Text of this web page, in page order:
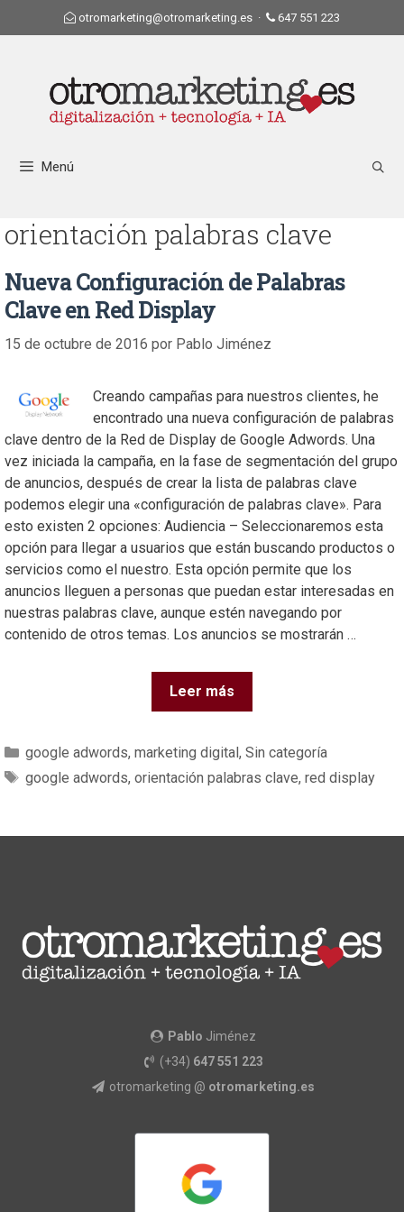
otromarketing@otromarketing.es · 647 551 223
Menú
orientación palabras clave
Nueva Configuración de Palabras
Clave en Red Display
15 de octubre de 2016 por Pablo Jiménez
Creando campañas para nuestros clientes, he
encontrado una nueva configuración de palabras
clave dentro de la Red de Display de Google Adwords. Una
vez iniciada la campaña, en la fase de segmentación del grupo
de anuncios, después de crear la lista de palabras clave
podemos elegir una «configuración de palabras clave». Para
esto existen 2 opciones: Audiencia – Seleccionaremos esta
opción para llegar a usuarios que están buscando productos o
servicios como el nuestro. Esta opción permite que los
anuncios lleguen a personas que puedan estar interesadas en
nuestras palabras clave, aunque estén navegando por
contenido de otros temas. Los anuncios se mostrarán …
Leer más
google adwords, marketing digital, Sin categoría
google adwords, orientación palabras clave, red display
Pablo Jiménez
(+34) 647 551 223
otromarketing @ otromarketing.es